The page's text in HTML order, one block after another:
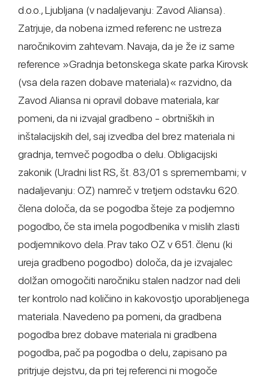
d.o.o., Ljubljana (v nadaljevanju: Zavod Aliansa).
Zatrjuje, da nobena izmed referenc ne ustreza
naročnikovim zahtevam. Navaja, da je že iz same
reference »Gradnja betonskega skate parka Kirovsk
(vsa dela razen dobave materiala)« razvidno, da
Zavod Aliansa ni opravil dobave materiala, kar
pomeni, da ni izvajal gradbeno - obrtniških in
inštalacijskih del, saj izvedba del brez materiala ni
gradnja, temveč pogodba o delu. Obligacijski
zakonik (Uradni list RS, št. 83/01 s spremembami; v
nadaljevanju: OZ) namreč v tretjem odstavku 620.
člena določa, da se pogodba šteje za podjemno
pogodbo, če sta imela pogodbenika v mislih zlasti
podjemnikovo dela. Prav tako OZ v 651. členu (ki
ureja gradbeno pogodbo) določa, da je izvajalec
dolžan omogočiti naročniku stalen nadzor nad deli
ter kontrolo nad količino in kakovostjo uporabljenega
materiala. Navedeno pa pomeni, da gradbena
pogodba brez dobave materiala ni gradbena
pogodba, pač pa pogodba o delu, zapisano pa
pritrjuje dejstvu, da pri tej referenci ni mogoče